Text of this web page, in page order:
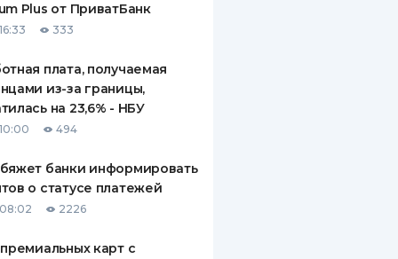
СОТРУДНИКОВ
ОТ
СЛУЧАЕВ
ПОЛИСЫ
ПУТЕВОДИТЕЛИ ПО
Plus от ПриватБанк
333
плата, получаемая
из-за границы,
на 23,6% - НБУ
494
банки информировать
о статусе платежей
2226
карт с